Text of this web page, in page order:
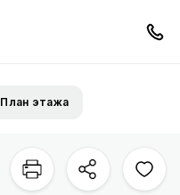
План этажа